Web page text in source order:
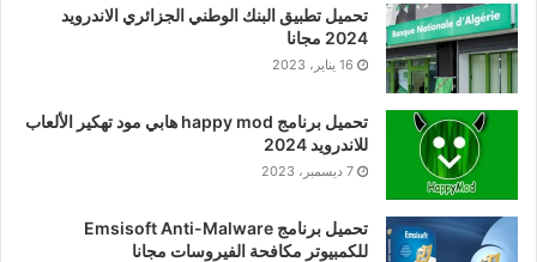
تحميل تطبيق البنك الوطني الجزائري الاندرويد
2024 مجانا
16 يناير، 2023
تحميل برنامج happy mod هابي مود تهكير الألعاب
للاندرويد 2024
7 ديسمبر، 2023
تحميل برنامج Emsisoft Anti-Malware
للكمبيوتر مكافحة الفيروسات مجانا